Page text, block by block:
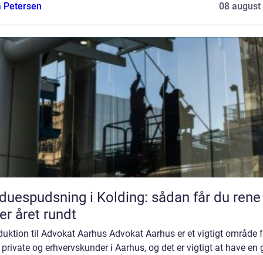
Petersen
08 august
i Kolding: sådan får du rene
året rundt
til Advokat Aarhus Advokat Aarhus er et vigtigt område
og erhvervskunder i Aarhus, og det er vigtigt at have en